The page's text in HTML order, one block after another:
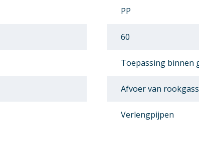
PP
60
Toepassing binnen
Afvoer van
Verlengpijpen